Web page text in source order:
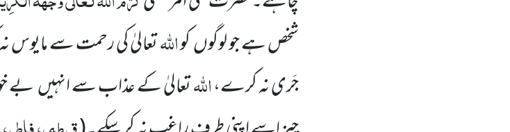
شخص ہے جو لوگوںکواللہتعالیٰ کی رحمت سے مایوس
جَری نہ کرے،اللہتعالیٰ کے عذاب سے انہیںبے